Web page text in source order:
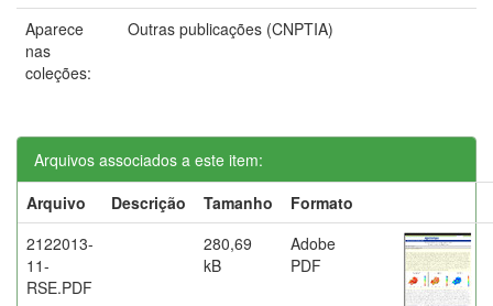
Aparece
nas
coleções:
Outras publicações (CNPTIA)
Arquivos associados a este item:
Arquivo
Descrição Tamanho
Formato
2122013-
11-
RSE.PDF
280,69
kB
Adobe
PDF